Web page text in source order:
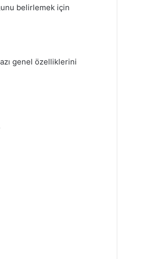
belirlemek için
genel özelliklerini